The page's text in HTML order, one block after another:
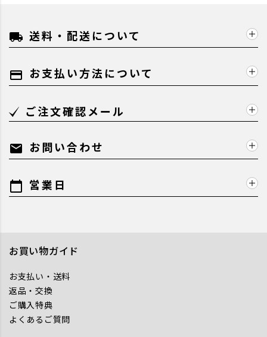
local_shipping 送料・配送について
payment お支払い方法について
ご注文確認メール
mail お問い合わせ
calendar_today 営業日
お買い物ガイド
お支払い・送料
返品・交換
ご購入特典
よくあるご質問